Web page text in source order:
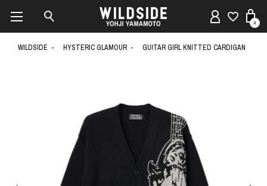
0
WILDSIDE HYSTERIC GLAMOUR GUITAR GIRL KNITTED CARDIGAN